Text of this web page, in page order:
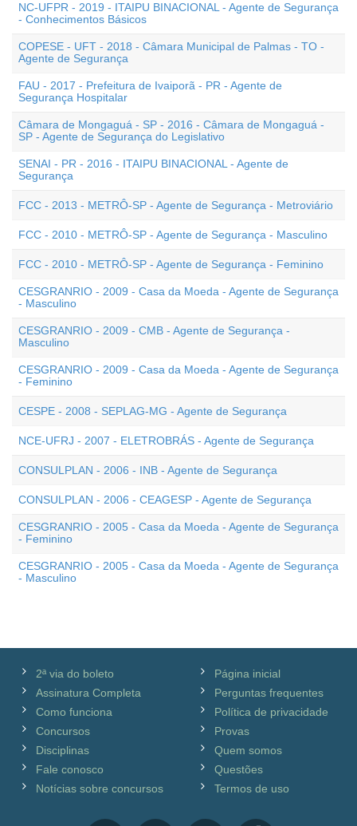
NC-UFPR - 2019 - ITAIPU BINACIONAL - Agente de Segurança
- Conhecimentos Básicos
COPESE - UFT - 2018 - Câmara Municipal de Palmas - TO -
Agente de Segurança
FAU - 2017 - Prefeitura de Ivaiporã - PR - Agente de
Segurança Hospitalar
Câmara de Mongaguá - SP - 2016 - Câmara de Mongaguá -
SP - Agente de Segurança do Legislativo
SENAI - PR - 2016 - ITAIPU BINACIONAL - Agente de
Segurança
FCC - 2013 - METRÔ-SP - Agente de Segurança - Metroviário
FCC - 2010 - METRÔ-SP - Agente de Segurança - Masculino
FCC - 2010 - METRÔ-SP - Agente de Segurança - Feminino
CESGRANRIO - 2009 - Casa da Moeda - Agente de Segurança
- Masculino
CESGRANRIO - 2009 - CMB - Agente de Segurança -
Masculino
CESGRANRIO - 2009 - Casa da Moeda - Agente de Segurança
- Feminino
CESPE - 2008 - SEPLAG-MG - Agente de Segurança
NCE-UFRJ - 2007 - ELETROBRÁS - Agente de Segurança
CONSULPLAN - 2006 - INB - Agente de Segurança
CONSULPLAN - 2006 - CEAGESP - Agente de Segurança
CESGRANRIO - 2005 - Casa da Moeda - Agente de Segurança
- Feminino
CESGRANRIO - 2005 - Casa da Moeda - Agente de Segurança
- Masculino
2ª via do boleto
Assinatura Completa
Como funciona
Concursos
Disciplinas
Fale conosco
Notícias sobre concursos
Página inicial
Perguntas frequentes
Política de privacidade
Provas
Quem somos
Questões
Termos de uso